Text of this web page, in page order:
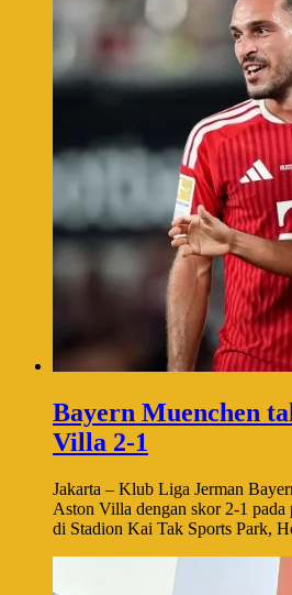
Bayern Muenchen
Villa 2-1
Jakarta – Klub Liga Jerman
Aston Villa dengan skor 2-1 pada
di Stadion Kai Tak Sports Park,